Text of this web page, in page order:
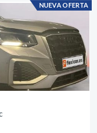
NUEVA OFERTA